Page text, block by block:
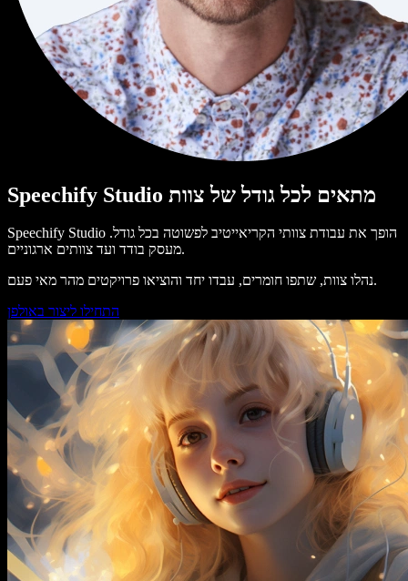
Speechify Studio מתאים לכל גודל של צוות
Speechify Studio הופך את עבודת צוותי הקריאייטיב לפשוטה בכל גודל.
מעסק בודד ועד צוותים ארגוניים.
נהלו צוות, שתפו חומרים, עבדו יחד והוציאו פרויקטים מהר מאי פעם.
התחילו ליצור באולפן